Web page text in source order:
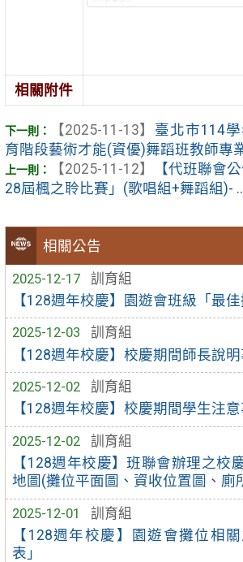
相關公告
2025-12-17
訓育組
【128週年校慶】園遊會班級「最
2025-12-03
訓育組
【128週年校慶】校慶期間師長說
2025-12-02
訓育組
【128週年校慶】校慶期間學生注
2025-12-02
訓育組
【128週年校慶】班聯會辦理之校
地圖(攤位平面圖、資收位置圖、廁
2025-12-01
訓育組
【128週年校慶】園遊會攤位相
表」
相關附件
【2025-11-13】
臺北市114
育階段藝術才能(資優)舞蹈班教師專
【2025-11-12】
【代班聯會
28屆楓之聆比賽」(歌唱組+舞蹈組)-